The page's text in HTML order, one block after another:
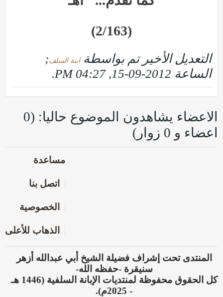
(2/163)
التعديل الأخير تم بواسطةابنة السلف;
الساعة 2012-09-15, 04:27 PM
.
الاعضاء يشاهدون الموضوع حاليا: (0
اعضاء و 0 زوار)
مساعدة
اتصل بنا
الخصوصية
الذهاب للأعلى
المنتدى تحت إشراف فضيلة الشيخ أبي عبدالله أزهر
سنيقرة -حفظه الله-
كل الحقوق محفوظة لمنتديات الإبانة السلفية (1446 هـ
- 2025م).